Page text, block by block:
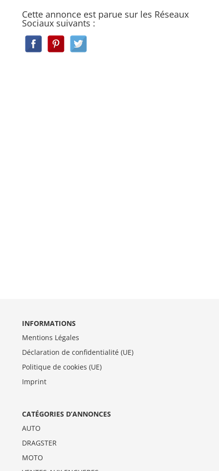
Cette annonce est parue sur les Réseaux
Sociaux suivants :
INFORMATIONS
Mentions Légales
Déclaration de confidentialité (UE)
Politique de cookies (UE)
Imprint
CATÉGORIES D’ANNONCES
AUTO
DRAGSTER
MOTO